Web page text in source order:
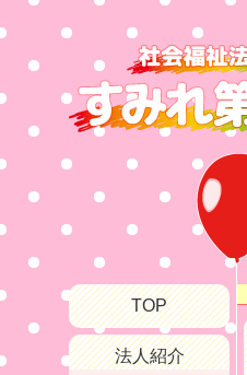
TOP
法人紹介